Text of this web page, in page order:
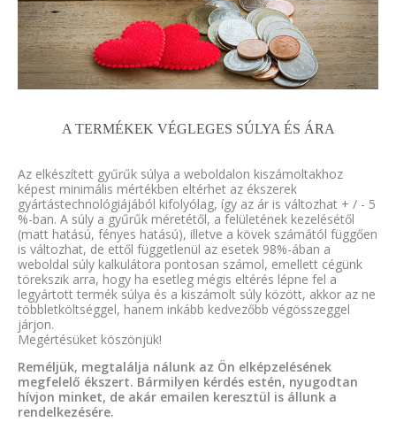
A TERMÉKEK VÉGLEGES SÚLYA ÉS ÁRA
Az elkészített gyűrűk súlya a weboldalon kiszámoltakhoz
képest minimális mértékben eltérhet az ékszerek
gyártástechnológiájából kifolyólag, így az ár is változhat + / - 5
%-ban. A súly a gyűrűk méretétől, a felületének kezelésétől
(matt hatású, fényes hatású), illetve a kövek számától függően
is változhat, de ettől függetlenül az esetek 98%-ában a
weboldal súly kalkulátora pontosan számol, emellett cégünk
törekszik arra, hogy ha esetleg mégis eltérés lépne fel a
legyártott termék súlya és a kiszámolt súly között, akkor az ne
többletköltséggel, hanem inkább kedvezőbb végösszeggel
járjon.
Megértésüket köszönjük!
Reméljük, megtalálja nálunk az Ön elképzelésének
megfelelő ékszert. Bármilyen kérdés estén, nyugodtan
hívjon minket, de akár emailen keresztül is állunk a
rendelkezésére.